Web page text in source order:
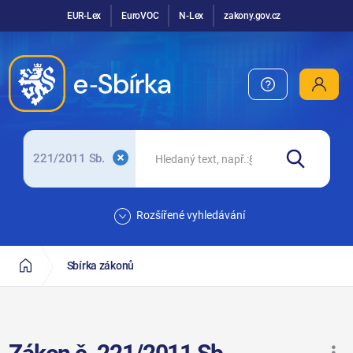
EUR-Lex EuroVOC N-Lex zakony.gov.cz
221/2011 Sb.
Rozšířené vyhledávání
Sbírka zákonů